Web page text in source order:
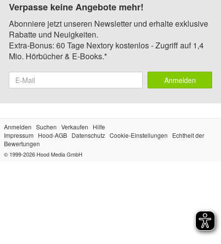
Verpasse keine Angebote mehr!
Abonniere jetzt unseren Newsletter und erhalte exklusive
Rabatte und Neuigkeiten.
Extra-Bonus: 60 Tage Nextory kostenlos - Zugriff auf 1,4
Mio. Hörbücher & E-Books.*
Anmelden
Anmelden Suchen Verkaufen
Hilfe
Impressum
Hood-AGB Datenschutz Cookie-Einstellungen
Echtheit der
Bewertungen
© 1999-2026 Hood Media GmbH